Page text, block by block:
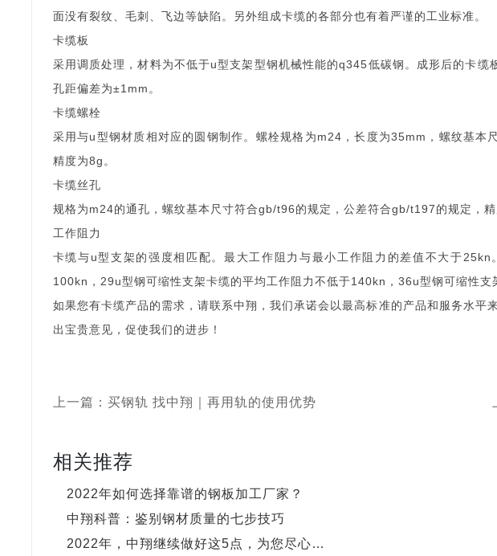
面没有裂纹、毛刺、飞边等缺陷。另外组成卡缆的各部分也有着严谨的工业标准。
卡缆板
采用调质处理，材料为不低于u型支架型钢机械性能的q345低碳钢。成形后的卡
孔距偏差为±1mm。
卡缆螺栓
采用与u型钢材质相对应的圆钢制作。螺栓规格为m24，长度为35mm，螺纹基本
精度为8g。
卡缆丝孔
规格为m24的通孔，螺纹基本尺寸符合gb/t96的规定，公差符合gb/t197的规定，
工作阻力
卡缆与u型支架的强度相匹配。最大工作阻力与最小工作阻力的差值不大于
100kn，29u型钢可缩性支架卡缆的平均工作阻力不低于140kn，36u型钢可缩性支
如果您有卡缆产品的需求，请联系中翔，我们承诺会以最高标准的产品和服务水平
出宝贵意见，促使我们的进步！
上一篇：买钢轨 找中翔｜再用轨的使用优势
相关推荐
2022年如何选择靠谱的钢板加工厂家？
中翔科普：鉴别钢材质量的七步技巧
2022年，中翔继续做好这5点，为您尽心…